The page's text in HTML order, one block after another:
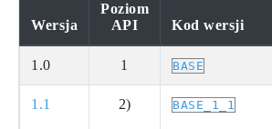
Wersja
Poziom
API
Kod wersji
1.0 1 BASE
1.1 2) BASE_1_1